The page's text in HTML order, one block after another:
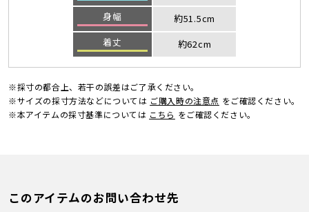
身幅
約51.5cm
着丈
約62cm
※採寸の都合上、若干の誤差はご了承ください。
※サイズの採寸方法などについては ご購入時の注意点 をご確認ください。
※本アイテムの採寸基準については こちら をご確認ください。
このアイテムのお問い合わせ先